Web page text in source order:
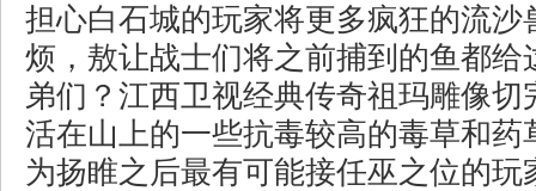
担心白石城的玩家将更多疯狂的流沙
烦，敖让战士们将之前捕到的鱼都给
弟们？江西卫视经典传奇祖玛雕像切
活在山上的一些抗毒较高的毒草和药
为扬睢之后最有可能接任巫之位的玩